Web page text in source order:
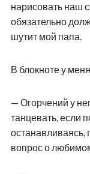
нарисовать наш
обязательно
шутит мой папа.
В блокноте у
— Огорчений у
танцевать, если
останавливаясь,
вопрос о